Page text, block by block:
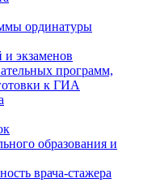
ординатуры
и экзаменов
программ,
к ГИА
образования и
врача-стажера